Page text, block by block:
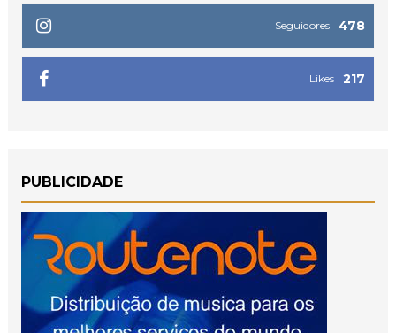
478
Seguidores
217
Likes
PUBLICIDADE